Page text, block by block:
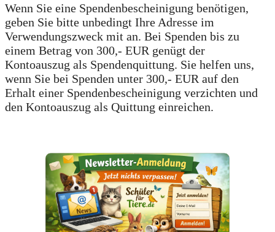
Wenn Sie eine Spendenbescheinigung benötigen,
geben Sie bitte unbedingt Ihre Adresse im
Verwendungszweck mit an. Bei Spenden bis zu
einem Betrag von 300,- EUR genügt der
Kontoauszug als Spendenquittung. Sie helfen uns,
wenn Sie bei Spenden unter 300,- EUR auf den
Erhalt einer Spendenbescheinigung verzichten und
den Kontoauszug als Quittung einreichen.